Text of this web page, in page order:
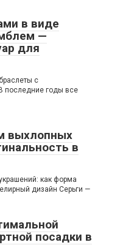
в виде
—
для
с
последние годы все
выхлопных
в
как форма
дизайн Серьги —
посадки в